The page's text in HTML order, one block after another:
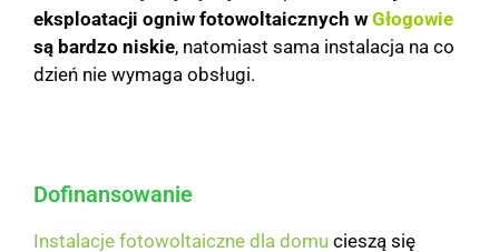
eksploatacji ogniw fotowoltaicznych w Głogowie
są bardzo niskie, natomiast sama instalacja na co
dzień nie wymaga obsługi.
Dofinansowanie
Instalacje fotowoltaiczne dla domu cieszą się